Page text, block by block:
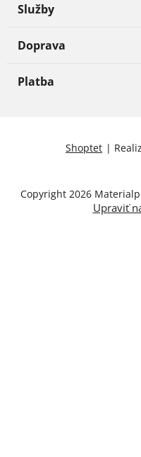
Služby
Doprava
Platba
Shoptet |
Copyright 2026
Upraviť